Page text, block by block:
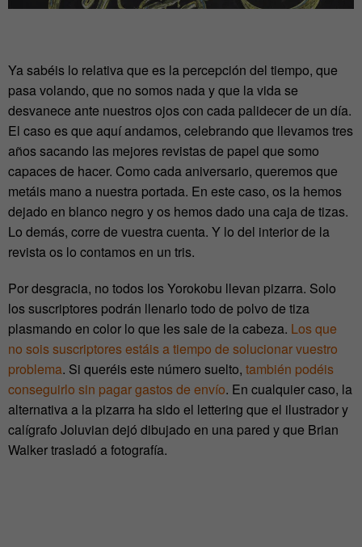
Ya sabéis lo relativa que es la percepción del tiempo, que
pasa volando, que no somos nada y que la vida se
desvanece ante nuestros ojos con cada palidecer de un día.
El caso es que aquí andamos, celebrando que llevamos tres
años sacando las mejores revistas de papel que somo
capaces de hacer. Como cada aniversario, queremos que
metáis mano a nuestra portada. En este caso, os la hemos
dejado en blanco negro y os hemos dado una caja de tizas.
Lo demás, corre de vuestra cuenta. Y lo del interior de la
revista os lo contamos en un tris.
Por desgracia, no todos los Yorokobu llevan pizarra. Solo
los suscriptores podrán llenarlo todo de polvo de tiza
plasmando en color lo que les sale de la cabeza. Los que
no sois suscriptores estáis a tiempo de solucionar vuestro
problema. Si queréis este número suelto, también podéis
conseguirlo sin pagar gastos de envío. En cualquier caso, la
alternativa a la pizarra ha sido el lettering que el ilustrador y
calígrafo Joluvian dejó dibujado en una pared y que Brian
Walker trasladó a fotografía.